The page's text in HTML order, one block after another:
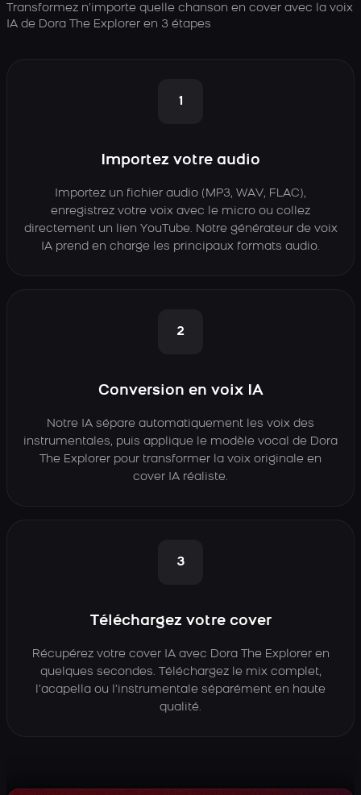
Transformez n’importe quelle chanson en cover avec la voix
IA de Dora The Explorer en 3 étapes
1
Importez votre audio
Importez un fichier audio (MP3, WAV, FLAC),
enregistrez votre voix avec le micro ou collez
directement un lien YouTube. Notre générateur de voix
IA prend en charge les principaux formats audio.
2
Conversion en voix IA
Notre IA sépare automatiquement les voix des
instrumentales, puis applique le modèle vocal de Dora
The Explorer pour transformer la voix originale en
cover IA réaliste.
3
Téléchargez votre cover
Récupérez votre cover IA avec Dora The Explorer en
quelques secondes. Téléchargez le mix complet,
l’acapella ou l’instrumentale séparément en haute
qualité.